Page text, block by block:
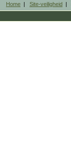
Home | Site-veiligheid |